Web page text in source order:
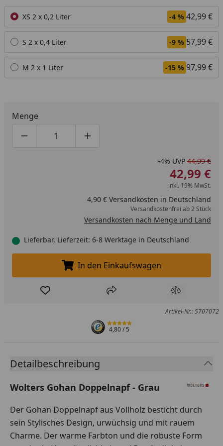
Alle anzeigen (3)
XS 2 x 0,2 Liter -4 % 42,99 €
S 2 x 0,4 Liter -9 % 57,99 €
M 2 x 1 Liter -15 % 97,99 €
Menge
Produktmenge um eins verringern
Produktmenge manuell eingeben
Produktmenge um eins erhöhen
-4% UVP 44,99 €
42,99 €
inkl. 19% MwSt.
4,90 € Versandkosten in Deutschland
Versandkostenfrei ab 2 Stück
Versandkosten nach Menge und Land
Lieferbar, Lieferzeit: 6-8 Werktage in Deutschland
In den Einkaufswagen legen
In den Einkaufswagen
Produkt zur Wunschliste hinzufügen
Teilen Produkt
Artikel-Nr.: 5707072
4,80/ 5
Detailbeschreibung
Wolters Gohan Doppelnapf - Grau
Der Gohan Doppelnapf aus Vollholz besticht durch
sein Stylisches Design, urwüchsig und mit rauem
Charme. Der warme Farbton und die robuste Form